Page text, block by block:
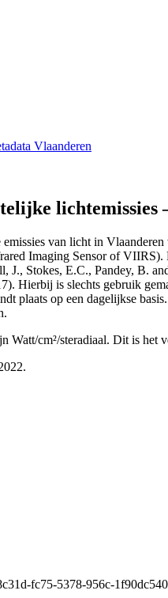
Vlaanderen
lichtemissies
van licht in
Imaging Sensor of
J., Stokes, E.C., Pandey, B.
Hierbij is slechts gebruik
plaats op een dagelijkse
Watt/cm²/steradiaal. Dit is
fc75-5378-956c-